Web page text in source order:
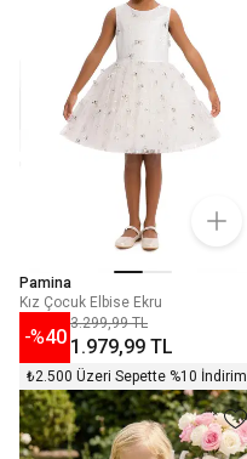
Pamina
Kız Çocuk Elbise Ekru
-%40
3.299,99 TL
1.979,99 TL
₺2.500 Üzeri Sepette %10 İndirim